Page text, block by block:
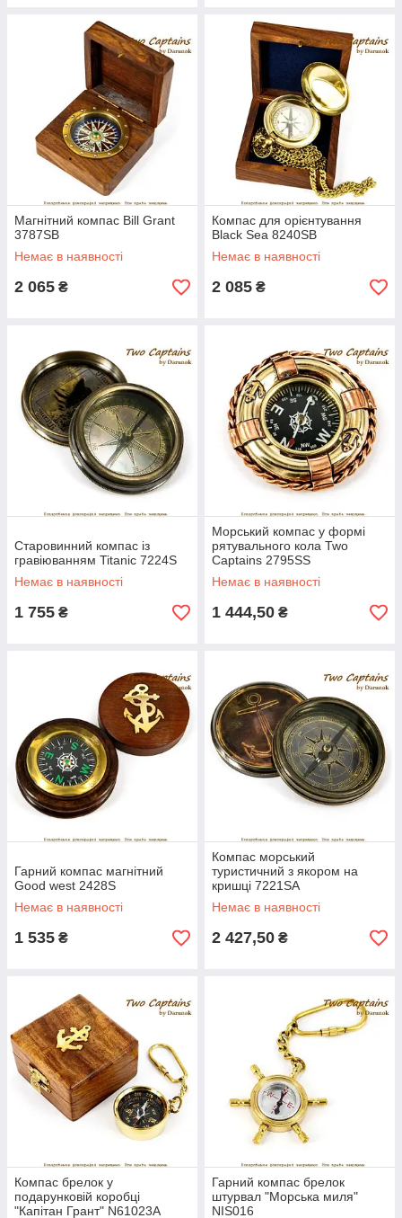
Магнітний компас Bill Grant
3787SB
Немає в наявності
2 065 ₴
Компас для орієнтування
Black Sea 8240SB
Немає в наявності
2 085 ₴
Старовинний компас із
гравіюванням Titanic 7224S
Немає в наявності
1 755 ₴
Морський компас у формі
рятувального кола Two
Captains 2795SS
Немає в наявності
1 444,50 ₴
Гарний компас магнітний
Good west 2428S
Немає в наявності
1 535 ₴
Компас морський
туристичний з якором на
кришці 7221SA
Немає в наявності
2 427,50 ₴
Компас брелок у
подарунковій коробці
"Капітан Грант" N61023A
Гарний компас брелок
штурвал "Морська миля"
NIS016